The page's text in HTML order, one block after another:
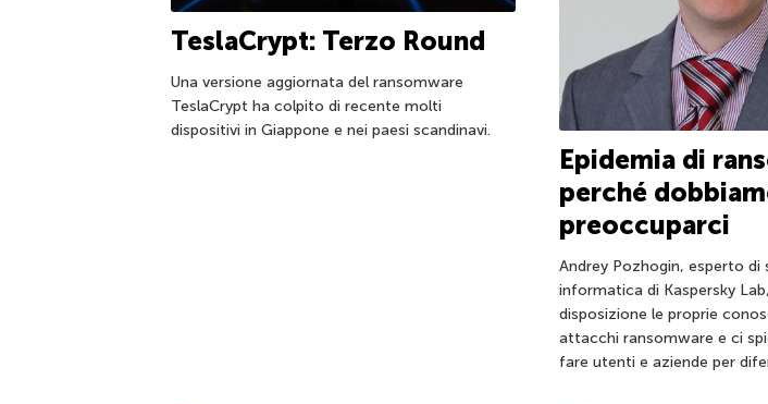
TeslaCrypt: Terzo Round
Una versione aggiornata del ransomware
TeslaCrypt ha colpito di recente molti
dispositivi in Giappone e nei paesi scandinavi.
Epidemia di
perché
preoccuparci
Andrey Pozhogin, esperto di
informatica di Kaspersky
disposizione le proprie
attacchi ransomware e ci
fare utenti e aziende per